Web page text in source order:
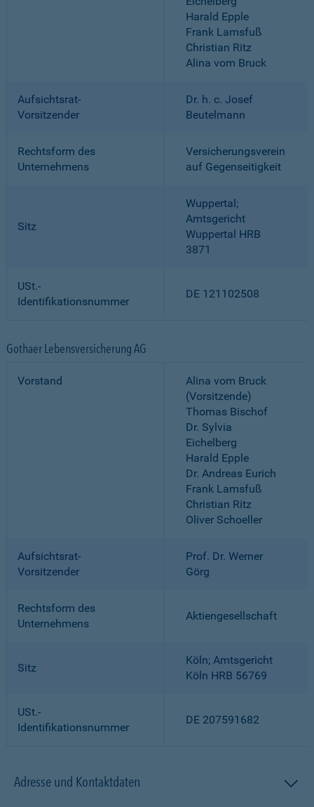
Harald Epple
Frank Lamsfuß
Christian Ritz
Alina vom Bruck
Aufsichtsrat-
Vorsitzender
Dr. h. c. Josef
Beutelmann
Rechtsform des
Unternehmens
Versicherungsverein
auf Gegenseitigkeit
Sitz
Wuppertal;
Amtsgericht
Wuppertal HRB
3871
USt.-
Identifikationsnummer
DE 121102508
Gothaer Lebensversicherung AG
Vorstand
Alina vom Bruck
(Vorsitzende)
Thomas Bischof
Dr. Sylvia
Eichelberg
Harald Epple
Dr. Andreas Eurich
Frank Lamsfuß
Christian Ritz
Oliver Schoeller
Aufsichtsrat-
Vorsitzender
Prof. Dr. Werner
Görg
Rechtsform des
Unternehmens
Aktiengesellschaft
Sitz
Köln; Amtsgericht
Köln HRB 56769
USt.-
Identifikationsnummer
DE 207591682
Adresse und Kontaktdaten